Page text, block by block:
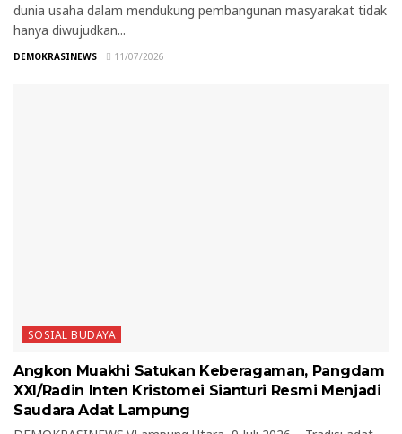
dunia usaha dalam mendukung pembangunan masyarakat tidak
hanya diwujudkan...
DEMOKRASINEWS 11/07/2026
SOSIAL BUDAYA
Angkon Muakhi Satukan Keberagaman, Pangdam
XXI/Radin Inten Kristomei Sianturi Resmi Menjadi
Saudara Adat Lampung